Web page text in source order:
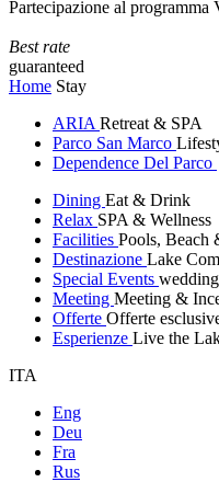
Partecipazione al
Best rate
guaranteed
Home Stay
ARIA Retreat & SPA
Parco San Marco
Dependence Del Parco
Dining Eat & Drink
Relax SPA & Wellness
Facilities Pools, Beach
Destinazione Lake
Special Events
Meeting Meeting &
Offerte Offerte
Esperienze Live the
ITA
Eng
Deu
Fra
Rus